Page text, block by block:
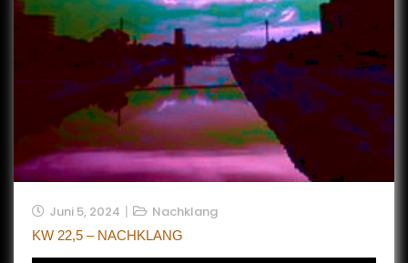
Juni 5, 2024 Nachklang
KW 22,5 – NACHKLANG